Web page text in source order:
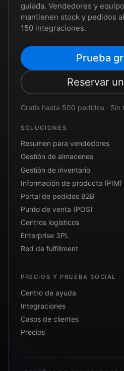
guiada. Vendedores y
mantienen stock y pedidos
150 integraciones.
Prueba
Reservar
Gratis hasta 500 pedidos ·
SOLUCIONES
Resumen para vendedores
Gestión de almacenes
Gestión de inventario
Información de producto (PIM)
Portal de pedidos B2B
Punto de venta (POS)
Centros logísticos
Enterprise 3PL
Red de fulfillment
PRECIOS Y PRUEBA SOCIAL
Centro de ayuda
Integraciones
Casos de clientes
Precios